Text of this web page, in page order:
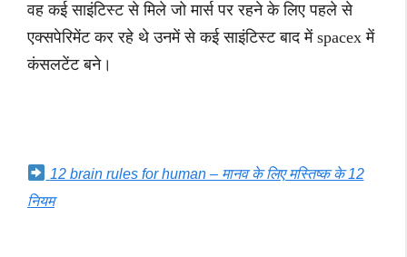
वह कई साइंटिस्ट से मिले जो मार्स पर रहने के लिए पहले से
एक्सपेरिमेंट कर रहे थे उनमें से कई साइंटिस्ट बाद में spacex में
कंसलटेंट बने।
12 brain rules for human – मानव के लिए मस्तिष्क के 12
नियम